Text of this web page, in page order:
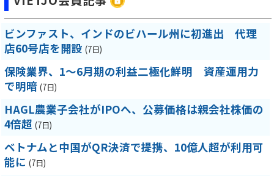
ビンファスト、インドのビハール州に初進出 代理
店60号店を開設 (7日)
保険業界、1～6月期の利益二極化鮮明 資産運用力
で明暗 (7日)
HAGL農業子会社がIPOへ、公募価格は親会社株価の
4倍超 (7日)
ベトナムと中国がQR決済で提携、10億人超が利用可
能に (7日)